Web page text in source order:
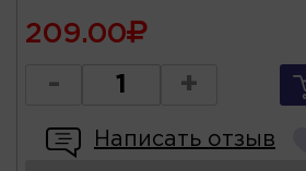
209.00
- +
Написать отзыв